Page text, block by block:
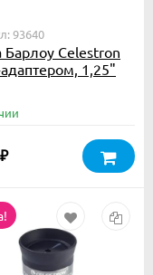
93640
Барлоу Celestron
адаптером, 1,25"
₽